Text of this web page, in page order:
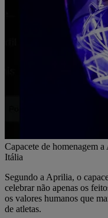
Capacete de homenagem
Itália
Segundo a Aprilia, o
celebrar não apenas os
os valores humanos que
de atletas.